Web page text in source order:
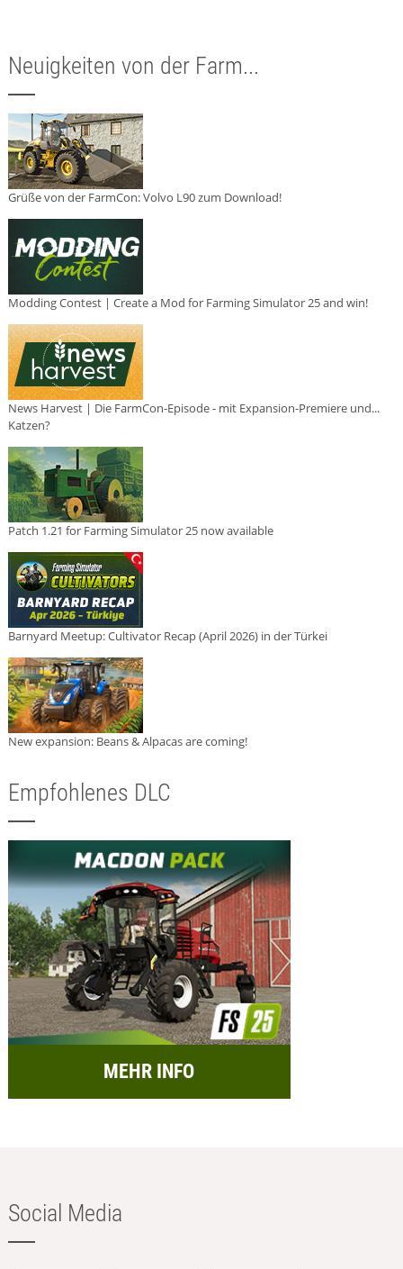
Neuigkeiten von der Farm...
Grüße von der FarmCon: Volvo L90 zum Download!
Modding Contest | Create a Mod for Farming Simulator 25 and win!
News Harvest | Die FarmCon-Episode - mit Expansion-Premiere und...
Katzen?
Patch 1.21 for Farming Simulator 25 now available
Barnyard Meetup: Cultivator Recap (April 2026) in der Türkei
New expansion: Beans & Alpacas are coming!
Empfohlenes DLC
MEHR INFO
Social Media